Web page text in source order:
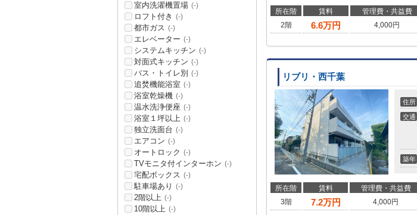
所在階 賃料 管理費・共益費
2階
6.6万円 4,000円
リブリ・西千葉
住所
交通
築年
所在階 賃料 管理費・共益費
3階
7.2万円 4,000円
室内洗濯機置場 (-)
ロフト付き (-)
都市ガス (-)
エレベーター (-)
システムキッチン (-)
対面式キッチン (-)
バス・トイレ別 (-)
追焚機能浴室 (-)
浴室乾燥機 (-)
温水洗浄便座 (-)
浴室１坪以上 (-)
独立洗面台 (-)
エアコン (-)
オートロック (-)
TVモニタ付インターホン (-)
宅配ボックス (-)
駐車場あり (-)
2階以上 (-)
10階以上 (-)